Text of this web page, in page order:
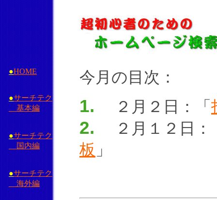
●HOME
●サーチテク
基本編
●サーチテク
国内編
●サーチテク
海外編
今月の目次：
1. ２月２日：「
2.
２月１２日：
板 」